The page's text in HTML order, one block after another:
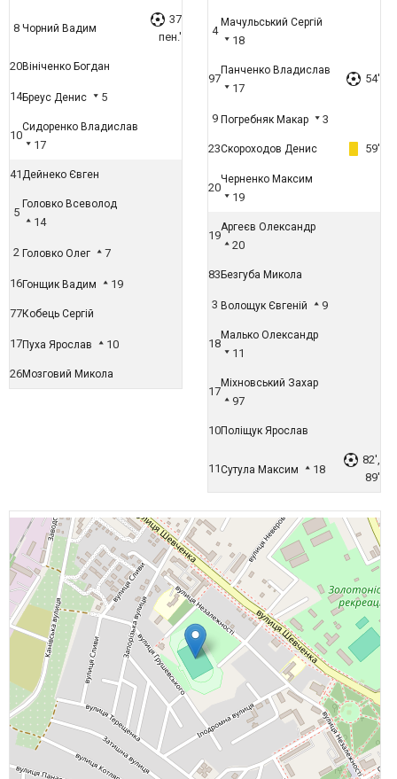
8 Чорний Вадим
37
пен.'
20Вініченко Богдан
14Бреус Денис 5
10
Сидоренко Владислав
17
41Дейнеко Євген
5
Головко Всеволод
14
2 Головко Олег 7
16Гонщик Вадим 19
77Кобець Сергій
17Пуха Ярослав 10
26Мозговий Микола
4
Мачульський Сергій
18
97
Панченко Владислав
17
54'
9 Погребняк Макар 3
23Скороходов Денис 59'
20
Черненко Максим
19
19
Аргеєв Олександр
20
83 Безгуба Микола
3 Волощук Євгеній 9
18
Малько Олександр
11
17
Міхновський Захар
97
10Поліщук Ярослав
11Сутула Максим 18
82',
89'